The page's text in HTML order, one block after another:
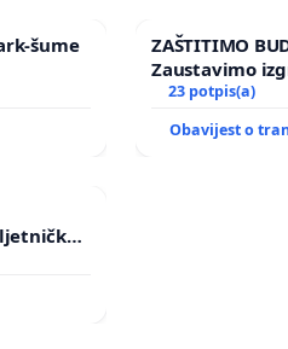
šume
ZAŠTITIMO
Zaustavimo
elektrane
Ugljana
23 potpis(a)
Obavijest o